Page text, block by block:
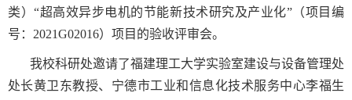
类）“超高效异步电机的节能新技术研究及产业化”（项目编
号：2021G02016）项目的验收评审会。
我校科研处邀请了福建理工大学实验室建设与设备管理处
处长黄卫东教授、宁德市工业和信息化技术服务中心李福生